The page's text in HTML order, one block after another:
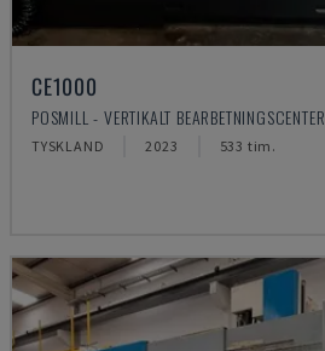
CE1000
POSMILL - VERTIKALT BEARBETNINGSCENTER
TYSKLAND 2023 533 tim.